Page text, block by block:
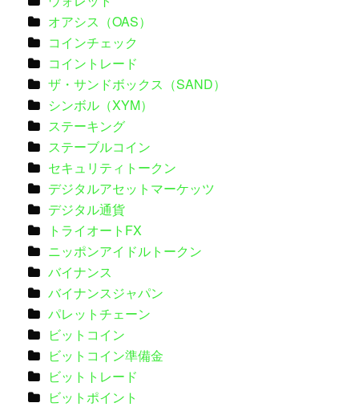
オアシス（OAS）
コインチェック
コイントレード
ザ・サンドボックス（SAND）
シンボル（XYM）
ステーキング
ステーブルコイン
セキュリティトークン
デジタルアセットマーケッツ
デジタル通貨
トライオートFX
ニッポンアイドルトークン
バイナンス
バイナンスジャパン
パレットチェーン
ビットコイン
ビットコイン準備金
ビットトレード
ビットポイント